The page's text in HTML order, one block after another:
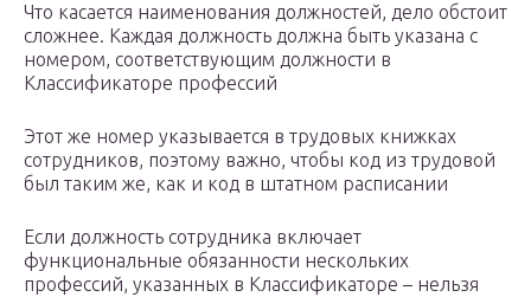
Что касается наименования должностей, дело обстоит
сложнее. Каждая должность должна быть указана с
номером, соответствующим должности в
Классификаторе профессий
Этот же номер указывается в трудовых книжках
сотрудников, поэтому важно, чтобы код из трудовой
был таким же, как и код в штатном расписании
Если должность сотрудника включает
функциональные обязанности нескольких
профессий, указанных в Классификаторе – нельзя